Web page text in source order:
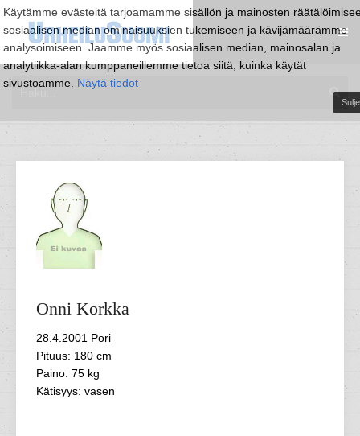
Käytämme evästeitä tarjoamamme sisällön ja mainosten
sosiaalisen median ominaisuuksien tukemiseen ja kävijämäärämme
analysoimiseen. Jaamme myös sosiaalisen median, mainosalan ja
analytiikka-alan kumppaneillemme tietoa siitä, kuinka käytät
sivustoamme. Näytä tiedot
Sulje
Onni Korkka
28.4.2001 Pori
Pituus: 180 cm
Paino: 75 kg
Kätisyys: vasen